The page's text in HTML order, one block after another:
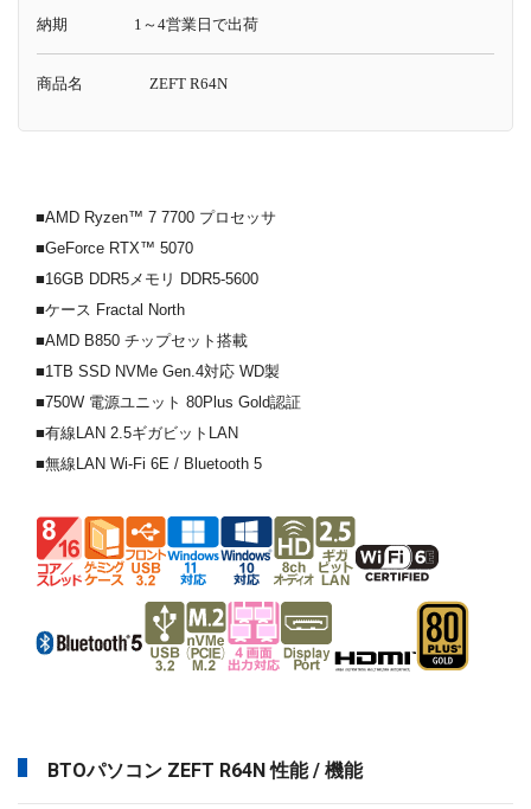
納期 1～4営業日で出荷
商品名 ZEFT R64N
■AMD Ryzen™ 7 7700 プロセッサ
■GeForce RTX™ 5070
■16GB DDR5メモリ DDR5-5600
■ケース Fractal North
■AMD B850 チップセット搭載
■1TB SSD NVMe Gen.4対応 WD製
■750W 電源ユニット 80Plus Gold認証
■有線LAN 2.5ギガビットLAN
■無線LAN Wi-Fi 6E / Bluetooth 5
BTOパソコン ZEFT R64N 性能 / 機能